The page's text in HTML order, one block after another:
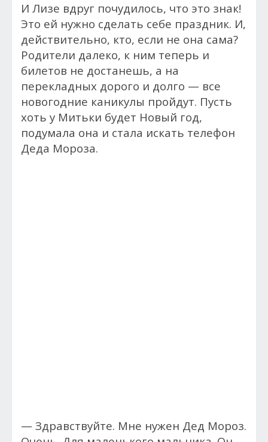
И Лизе вдруг почудилось, что это знак!
Это ей нужно сделать себе праздник. И,
действительно, кто, если не она сама?
Родители далеко, к ним теперь и
билетов не достанешь, а на
перекладных дорого и долго — все
новогодние каникулы пройдут. Пусть
хоть у Митьки будет Новый год,
подумала она и стала искать телефон
Деда Мороза.
— Здравствуйте. Мне нужен Дед Мороз.